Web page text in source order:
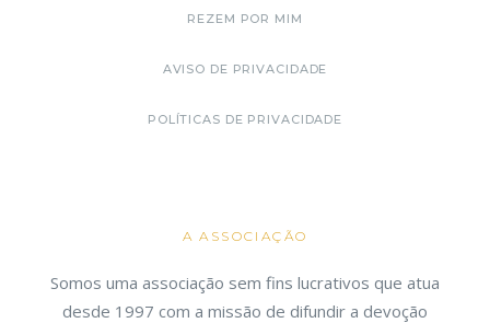
REZEM POR MIM
AVISO DE PRIVACIDADE
POLÍTICAS DE PRIVACIDADE
A ASSOCIAÇÃO
Somos uma associação sem fins lucrativos que atua
desde 1997 com a missão de difundir a devoção